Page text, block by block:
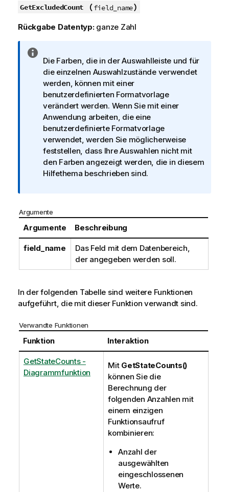
GetExcludedCount (field_name)
Rückgabe Datentyp: ganze Zahl
n
f
o
r
m
a
t
i
o
n
s
n
w
e
s
Die Farben, die in der Auswahlleiste und für
die einzelnen Auswahlzustände verwendet
werden, können mit einer
benutzerdefinierten Formatvorlage
verändert werden. Wenn Sie mit einer
Anwendung arbeiten, die eine
benutzerdefinierte Formatvorlage
verwendet, werden Sie möglicherweise
feststellen, dass Ihre Auswahlen nicht mit
den Farben angezeigt werden, die in diesem
Hilfethema beschrieben sind.
Argumente
Argumente Beschreibung
field_name
Das Feld mit dem Datenbereich,
der angegeben werden soll.
In der folgenden Tabelle sind weitere Funktionen
aufgeführt, die mit dieser Funktion verwandt sind.
Verwandte Funktionen
Funktion Interaktion
GetStateCounts -
Diagrammfunktion
Mit GetStateCounts()
können Sie die
Berechnung der
folgenden Anzahlen mit
einem einzigen
Funktionsaufruf
kombinieren:
Anzahl der
ausgewählten
eingeschlossenen
Werte.